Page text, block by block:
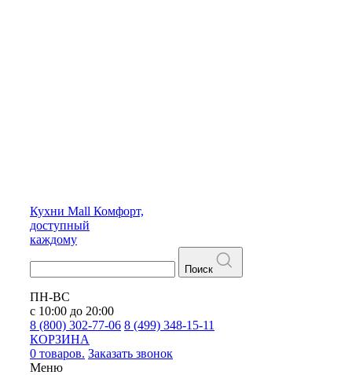
Кухни Mall Комфорт,
доступный
каждому
Поиск
ПН-ВС
с 10:00 до 20:00
8 (800) 302-77-06 8 (499) 348-15-11
КОРЗИНА
0 товаров. Заказать звонок
Меню